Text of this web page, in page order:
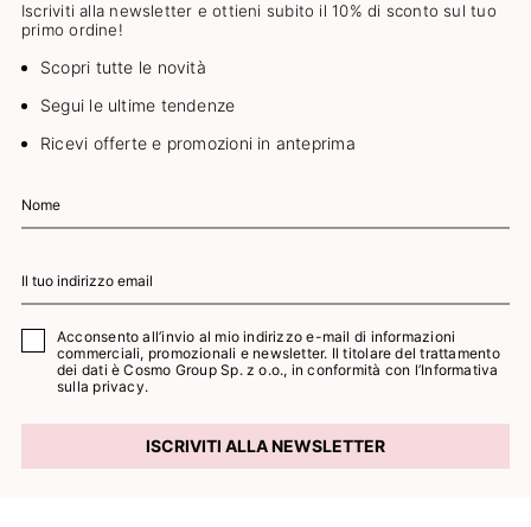
Iscriviti alla newsletter e ottieni subito il 10% di sconto sul tuo
primo ordine!
Scopri tutte le novità
Segui le ultime tendenze
Ricevi offerte e promozioni in anteprima
Acconsento all’invio al mio indirizzo e-mail di informazioni
commerciali, promozionali e newsletter. Il titolare del trattamento
dei dati è Cosmo Group Sp. z o.o., in conformità con l’Informativa
sulla privacy.
ISCRIVITI ALLA NEWSLETTER